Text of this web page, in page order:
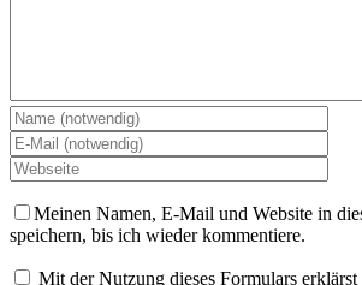
Meinen Namen, E-Mail und Website in
speichern, bis ich wieder kommentiere.
Mit der Nutzung dieses Formulars